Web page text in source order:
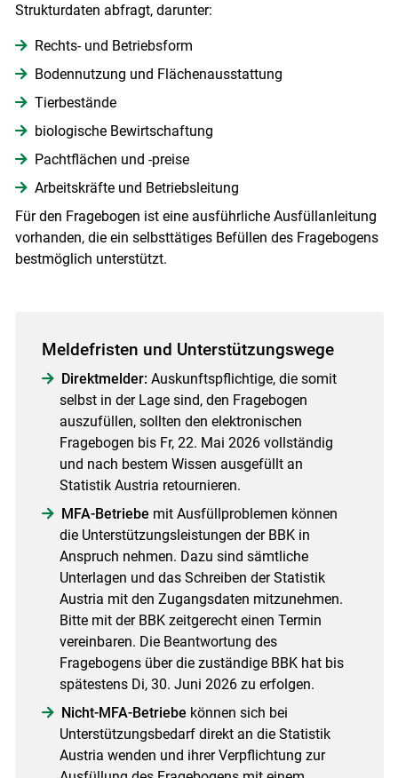
Strukturdaten abfragt, darunter:
Rechts- und Betriebsform
Bodennutzung und Flächenausstattung
Tierbestände
biologische Bewirtschaftung
Pachtflächen und -preise
Arbeitskräfte und Betriebsleitung
Für den Fragebogen ist eine ausführliche Ausfüllanleitung
vorhanden, die ein selbsttätiges Befüllen des Fragebogens
bestmöglich unterstützt.
Meldefristen und Unterstützungswege
Direktmelder: Auskunftspflichtige, die somit
selbst in der Lage sind, den Fragebogen
auszufüllen, sollten den elektronischen
Fragebogen bis Fr, 22. Mai 2026 vollständig
und nach bestem Wissen ausgefüllt an
Statistik Austria retournieren.
MFA-Betriebe mit Ausfüllproblemen können
die Unterstützungsleistungen der BBK in
Anspruch nehmen. Dazu sind sämtliche
Unterlagen und das Schreiben der Statistik
Austria mit den Zugangsdaten mitzunehmen.
Bitte mit der BBK zeitgerecht einen Termin
vereinbaren. Die Beantwortung des
Fragebogens über die zuständige BBK hat bis
spätestens Di, 30. Juni 2026 zu erfolgen.
Nicht-MFA-Betriebe können sich bei
Unterstützungsbedarf direkt an die Statistik
Austria wenden und ihrer Verpflichtung zur